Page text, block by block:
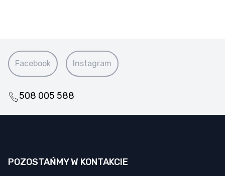
Facebook Instagram
508 005 588
POZOSTAŃMY W KONTAKCIE